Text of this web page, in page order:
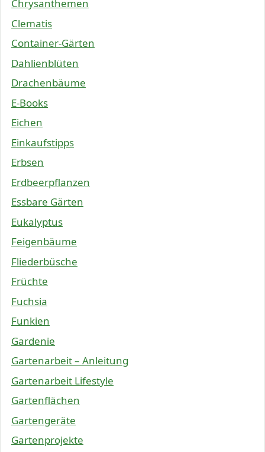
Chrysanthemen
Clematis
Container-Gärten
Dahlienblüten
Drachenbäume
E-Books
Eichen
Einkaufstipps
Erbsen
Erdbeerpflanzen
Essbare Gärten
Eukalyptus
Feigenbäume
Fliederbüsche
Früchte
Fuchsia
Funkien
Gardenie
Gartenarbeit – Anleitung
Gartenarbeit Lifestyle
Gartenflächen
Gartengeräte
Gartenprojekte